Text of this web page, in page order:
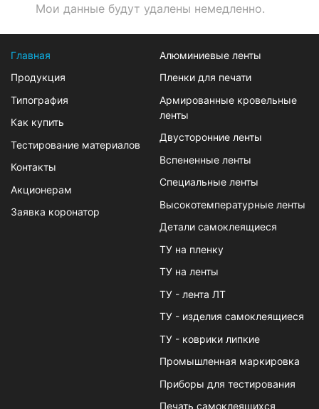
Мои данные будут удалены немедленно.
Главная
Продукция
Типография
Как купить
Тестирование материалов
Контакты
Акционерам
Заявка коронатор
Алюминиевые ленты
Пленки для печати
Армированные кровельные
ленты
Двусторонние ленты
Вспененные ленты
Специальные ленты
Высокотемпературные ленты
Детали самоклеящиеся
ТУ на пленку
ТУ на ленты
ТУ - лента ЛТ
ТУ - изделия самоклеящиеся
ТУ - коврики липкие
Промышленная маркировка
Приборы для тестирования
Печать самоклеящихся